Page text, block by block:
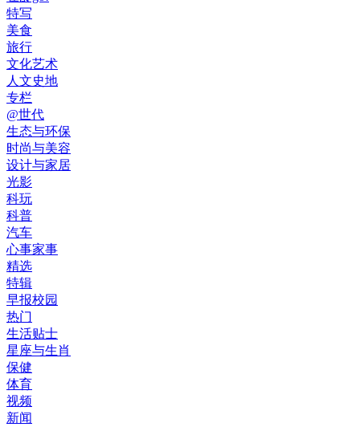
特写
美食
旅行
文化艺术
人文史地
专栏
@世代
生态与环保
时尚与美容
设计与家居
光影
科玩
科普
汽车
心事家事
精选
特辑
早报校园
热门
生活贴士
星座与生肖
保健
体育
视频
新闻